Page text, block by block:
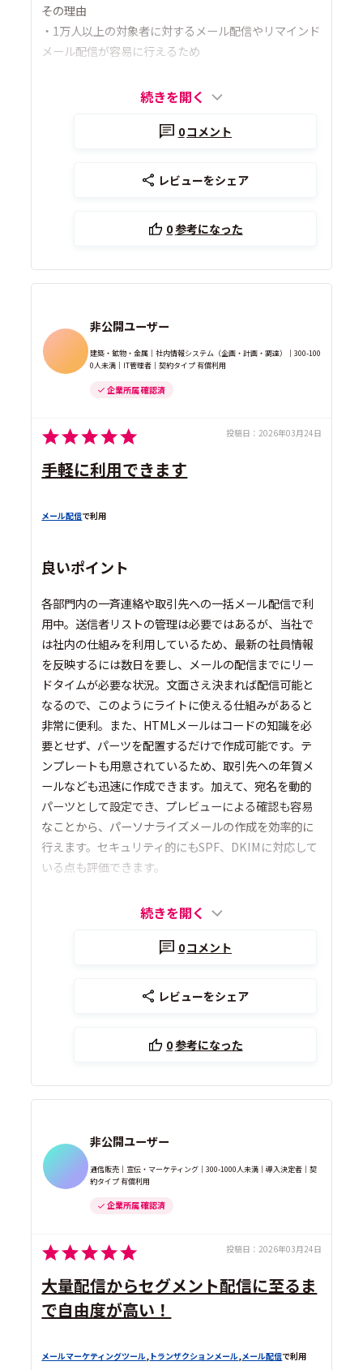
その理由
・1万人以上の対象者に対するメール配信やリマインド
メール配信が容易に行えるため
続きを開く
0コメント
レビューをシェア
0参考になった
非公開ユーザー
建築・鉱物・金属｜社内情報システム（企画・計画・調達）｜300-100
0人未満｜IT管理者｜契約タイプ 有償利用
企業所属 確認済
投稿日： 2026年03月24日
手軽に利用できます
メール配信で利用
良いポイント
各部門内の一斉連絡や取引先への一括メール配信で利
用中。送信者リストの管理は必要ではあるが、当社で
は社内の仕組みを利用しているため、最新の社員情報
を反映するには数日を要し、メールの配信までにリー
ドタイムが必要な状況。文面さえ決まれば配信可能と
なるので、このようにライトに使える仕組みがあると
非常に便利。また、HTMLメールはコードの知識を必
要とせず、パーツを配置するだけで作成可能です。テ
ンプレートも用意されているため、取引先への年賀メ
ールなども迅速に作成できます。加えて、宛名を動的
パーツとして設定でき、プレビューによる確認も容易
なことから、パーソナライズメールの作成を効率的に
行えます。セキュリティ的にもSPF、DKIMに対応して
いる点も評価できます。
続きを開く
0コメント
レビューをシェア
0参考になった
非公開ユーザー
通信販売｜宣伝・マーケティング｜300-1000人未満｜導入決定者｜契
約タイプ 有償利用
企業所属 確認済
投稿日： 2026年03月24日
大量配信からセグメント配信に至るま
で自由度が高い！
メールマーケティングツール , トランザクションメール , メール配信で利用